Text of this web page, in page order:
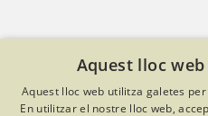
© Col·legi Oficial Infermeres i
Criteris de privacitat
Política de
Aquest lloc
Aquest lloc web utilitza galetes
En utilitzar el nostre lloc web,